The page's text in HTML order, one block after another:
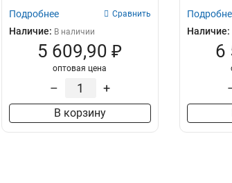
Подробнее Сравнить
Наличие: В наличии
5 609,90 ₽
оптовая цена
– +
В корзину
Наличие:
6